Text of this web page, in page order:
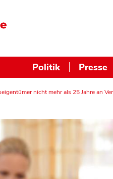
Politik Presse
nicht mehr als 25 Jahre an